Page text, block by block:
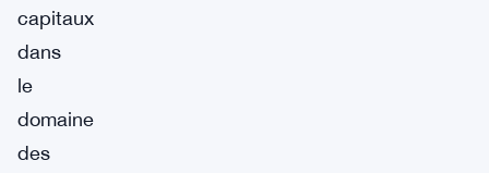
capitaux
dans
le
domaine
des